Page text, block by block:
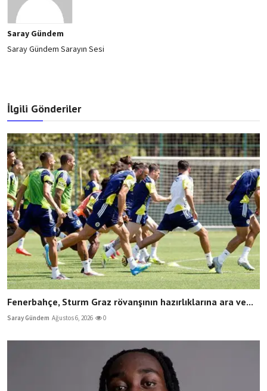
Saray Gündem
Saray Gündem Sarayın Sesi
İlgili Gönderiler
Fenerbahçe, Sturm Graz rövanşının hazırlıklarına ara ve...
Saray Gündem Ağustos 6, 2026 0